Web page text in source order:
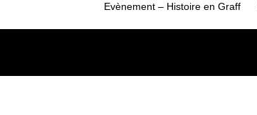
Evènement – Histoire en Graff